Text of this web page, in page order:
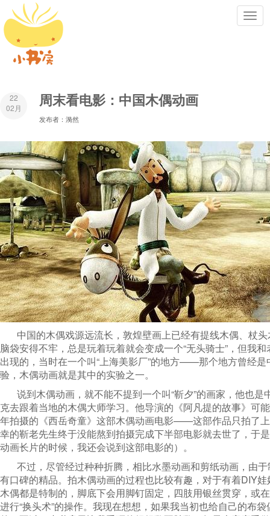
22
02月
周末看电影：中国木偶动画
发布者：漪然
中国的木偶戏源远流长，敦煌壁画上已经有提线木偶、杖
脑袋安得不牢，总是玩着玩着就会变成一个“无头骑士”，但我
出现的，当时在一个叫“上海美影厂”的地方——那个地方曾经
验，木偶动画就是其中的实验之一。
说到木偶动画，就不能不提到一个叫“靳夕”的画家，他也
克去跟着当地的木偶大师学习。他导演的《阿凡提的故事》可
年拍摄的《西岳奇童》这部木偶动画电影——这部作品只拍了
幸的靳老先生终于没能熬到拍摄完成下半部电影就去世了，于
动画长片的时候，我还会说到这部电影的）。
不过，尽管经过种种折腾，相比水墨动画和剪纸动画，由
有口碑的精品。拍木偶动画的过程也比较有趣，对于有着DIY
木偶都是特制的，脚底下会用脚钉固定，四肢用银丝贯穿，或
进行“换头术”的操作。我现在想想，如果我当初也给自己的布